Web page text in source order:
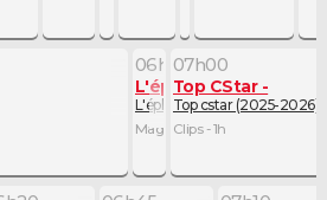
06h52
L'éphéméride
L'éphéméride (2024-2025) -
Magazine de découvertes -
07h00
Top CStar
Top cstar (2025-2026)
Clips - 1h